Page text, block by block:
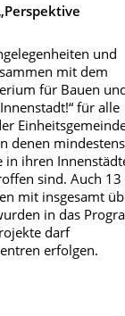
und
mit dem
für Bauen
für alle
denen
in ihren
sind. Auch 13
mit insgesamt
in das
darf
erfolgen.